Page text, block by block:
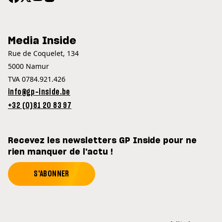
Media Inside
Rue de Coquelet, 134
5000 Namur
TVA 0784.921.426
info@gp-inside.be
+32 (0)81 20 83 97
Recevez les newsletters GP Inside pour ne
rien manquer de l'actu !
S'ABONNER